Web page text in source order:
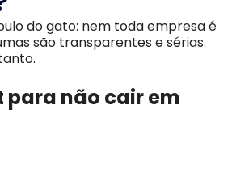
do gato: nem toda empresa é
são transparentes e sérias.
para não cair em